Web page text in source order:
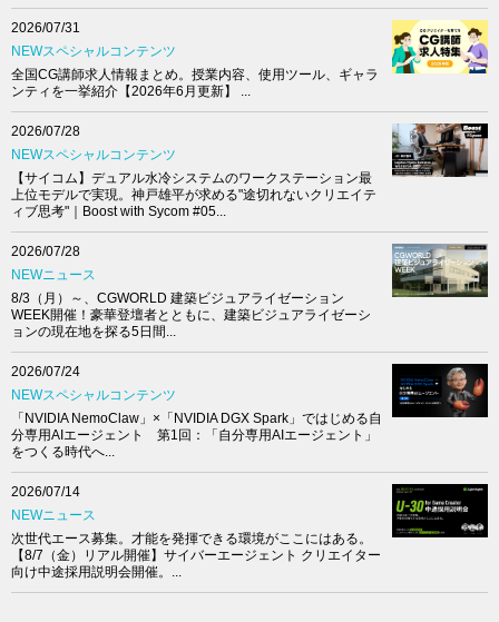
2026/07/31
NEWスペシャルコンテンツ
全国CG講師求人情報まとめ。授業内容、使用ツール、ギャラ
ンティを一挙紹介【2026年6月更新】 ...
2026/07/28
NEWスペシャルコンテンツ
【サイコム】デュアル水冷システムのワークステーション最
上位モデルで実現。神戸雄平が求める"途切れないクリエイテ
ィブ思考"｜Boost with Sycom #05...
2026/07/28
NEWニュース
8/3（月）～、CGWORLD 建築ビジュアライゼーション
WEEK開催！豪華登壇者とともに、建築ビジュアライゼーシ
ョンの現在地を探る5日間...
2026/07/24
NEWスペシャルコンテンツ
「NVIDIA NemoClaw」×「NVIDIA DGX Spark」ではじめる自
分専用AIエージェント 第1回：「自分専用AIエージェント」
をつくる時代へ...
2026/07/14
NEWニュース
次世代エース募集。才能を発揮できる環境がここにはある。
【8/7（金）リアル開催】サイバーエージェント クリエイター
向け中途採用説明会開催。...